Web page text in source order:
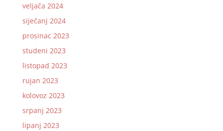
veljača 2024
siječanj 2024
prosinac 2023
studeni 2023
listopad 2023
rujan 2023
kolovoz 2023
srpanj 2023
lipanj 2023